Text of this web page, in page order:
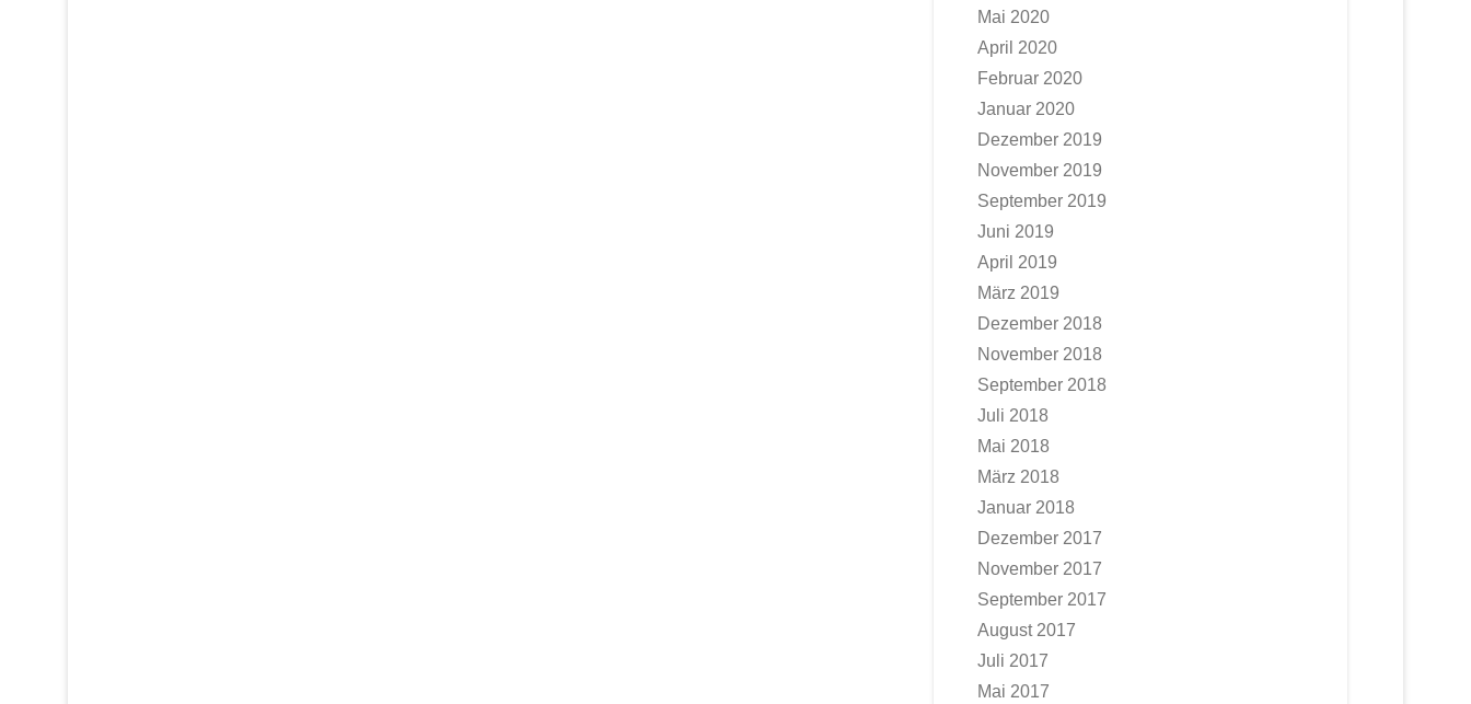
Mai 2020
April 2020
Februar 2020
Januar 2020
Dezember 2019
November 2019
September 2019
Juni 2019
April 2019
März 2019
Dezember 2018
November 2018
September 2018
Juli 2018
Mai 2018
März 2018
Januar 2018
Dezember 2017
November 2017
September 2017
August 2017
Juli 2017
Mai 2017